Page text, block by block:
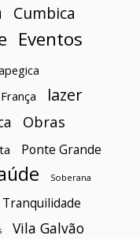
Cumbica
Eventos
lazer
Obras
Ponte Grande
Soberana
Tranquilidade
Vila Galvão